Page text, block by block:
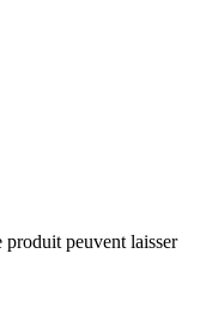
produit peuvent laisser